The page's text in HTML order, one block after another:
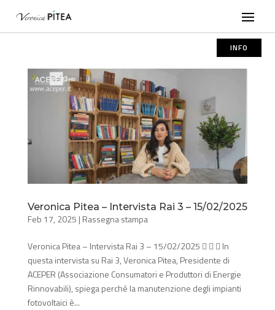
INFO
Veronica Pitea – Intervista Rai 3 – 15/02/2025
Feb 17, 2025 | Rassegna stampa
Veronica Pitea – Intervista Rai 3 – 15/02/2025    In
questa intervista su Rai 3, Veronica Pitea, Presidente di
ACEPER (Associazione Consumatori e Produttori di Energie
Rinnovabili), spiega perché la manutenzione degli impianti
fotovoltaici è...